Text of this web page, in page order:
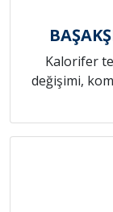
Kalorifer
değişimi,